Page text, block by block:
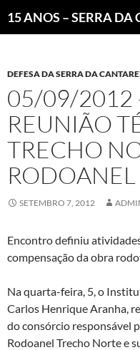
DEFESA DA SERRA DA
05/09/2012
REUNIÃO
TRECHO
RODOANEL
SETEMBRO 7, 2012
Encontro definiu
compensação da obra
Na quarta-feira, 5, o
Carlos Henrique Aranha,
do consórcio responsável
Rodoanel Trecho Norte e